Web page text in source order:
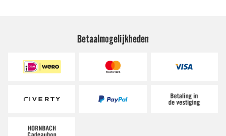
Betaalmogelijkheden